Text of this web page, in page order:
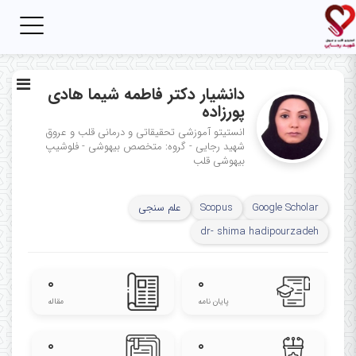
دانشیار دکتر فاطمه شیما هادی
پورزاده
انستیتو آموزشی تحقیقاتی و درمانی قلب و عروق
شهید رجایی - گروه: متخصص بیهوشی - فلوشیپ
بیهوشی قلب
Google Scholar
Scopus
علم سنجی
dr- shima hadipourzadeh
۰
پایان نامه
۰
مقاله
۰ ۰